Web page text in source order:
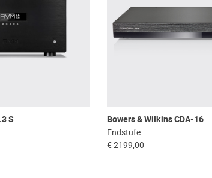
S Bowers & Wilkins CDA-16
Endstufe
€ 2199,00